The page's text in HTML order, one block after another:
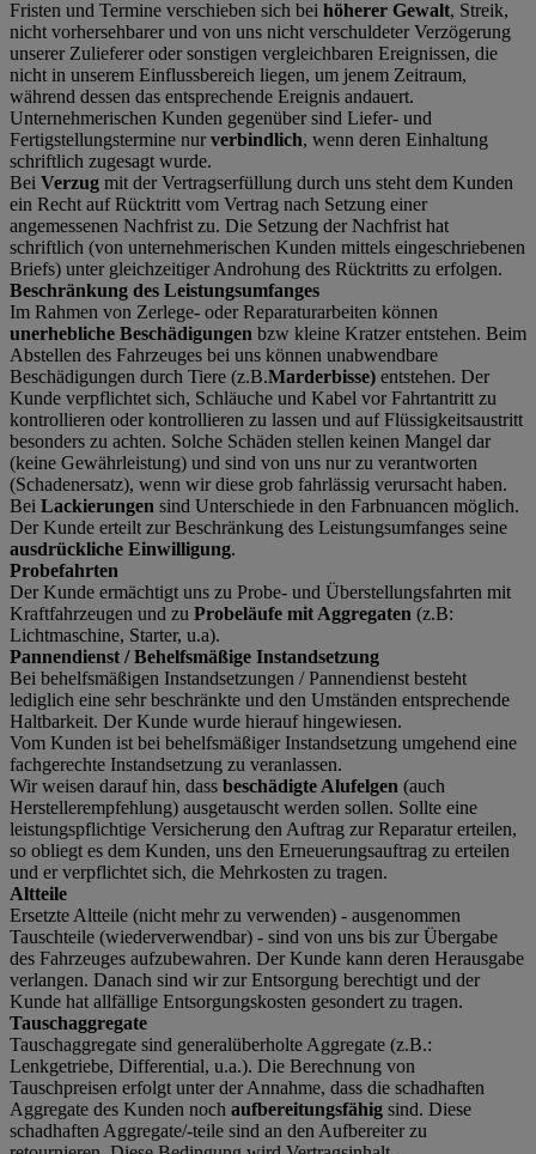
Fristen und Termine verschieben sich bei höherer Gewalt, Streik,
nicht vorhersehbarer und von uns nicht verschuldeter Verzögerung
unserer Zulieferer oder sonstigen vergleichbaren Ereignissen, die
nicht in unserem Einflussbereich liegen, um jenem Zeitraum,
während dessen das entsprechende Ereignis andauert.
Unternehmerischen Kunden gegenüber sind Liefer- und
Fertigstellungstermine nurverbindlich, wenn deren Einhaltung
schriftlich zugesagt wurde.
Bei Verzug mit der Vertragserfüllung durch uns steht dem Kunden
ein Recht auf Rücktritt vom Vertrag nach Setzung einer
angemessenen Nachfrist zu. Die Setzung der Nachfrist hat
schriftlich (von unternehmerischen Kunden mittels eingeschriebenen
Briefs) unter gleichzeitiger Androhung des Rücktritts zu erfolgen.
Beschränkung des Leistungsumfanges
Im Rahmen von Zerlege- oder Reparaturarbeiten können
unerhebliche Beschädigungen bzw kleine Kratzer entstehen. Beim
Abstellen des Fahrzeuges bei uns können unabwendbare
Beschädigungen durch Tiere (z.B.Marderbisse) entstehen. Der
Kunde verpflichtet sich, Schläuche und Kabel vor Fahrtantritt zu
kontrollieren oder kontrollieren zu lassen und auf Flüssigkeitsaustritt
besonders zu achten. Solche Schäden stellen keinen Mangel dar
(keine Gewährleistung) und sind von uns nur zu verantworten
(Schadenersatz), wenn wir diese grob fahrlässig verursacht haben.
Bei Lackierungen sind Unterschiede in den Farbnuancen möglich.
Der Kunde erteilt zur Beschränkung des Leistungsumfanges seine
ausdrückliche Einwilligung.
Probefahrten
Der Kunde ermächtigt uns zu Probe- und Überstellungsfahrten mit
Kraftfahrzeugen und zu Probeläufe mit Aggregaten (z.B:
Lichtmaschine, Starter, u.a).
Pannendienst / Behelfsmäßige Instandsetzung
Bei behelfsmäßigen Instandsetzungen / Pannendienst besteht
lediglich eine sehr beschränkte und den Umständen entsprechende
Haltbarkeit. Der Kunde wurde hierauf hingewiesen.
Vom Kunden ist bei behelfsmäßiger Instandsetzung umgehend eine
fachgerechte Instandsetzung zu veranlassen.
Wir weisen darauf hin, dass beschädigte Alufelgen (auch
Herstellerempfehlung) ausgetauscht werden sollen. Sollte eine
leistungspflichtige Versicherung den Auftrag zur Reparatur erteilen,
so obliegt es dem Kunden, uns den Erneuerungsauftrag zu erteilen
und er verpflichtet sich, die Mehrkosten zu tragen.
Altteile
Ersetzte Altteile (nicht mehr zu verwenden) - ausgenommen
Tauschteile (wiederverwendbar) - sind von uns bis zur Übergabe
des Fahrzeuges aufzubewahren. Der Kunde kann deren Herausgabe
verlangen. Danach sind wir zur Entsorgung berechtigt und der
Kunde hat allfällige Entsorgungskosten gesondert zu tragen.
Tauschaggregate
Tauschaggregate sind generalüberholte Aggregate (z.B.:
Lenkgetriebe, Differential, u.a.). Die Berechnung von
Tauschpreisen erfolgt unter der Annahme, dass die schadhaften
Aggregate des Kunden noch aufbereitungsfähig sind. Diese
schadhaften Aggregate/-teile sind an den Aufbereiter zu